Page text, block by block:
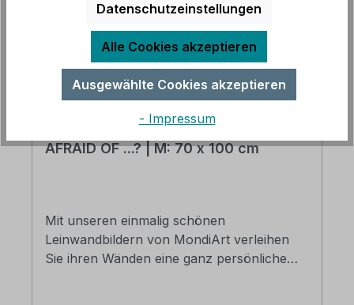
Leinwandbild MondiArt | WHO'S
AFRAID OF ...? | M: 70 x 100 cm
Mit unseren einmalig schönen
Leinwandbildern von MondiArt verleihen
Sie ihren Wänden eine ganz persönliche
Datenschutzeinstellungen
Alle Cookies akzeptieren
Ausgewählte Cookies akzeptieren
- Impressum